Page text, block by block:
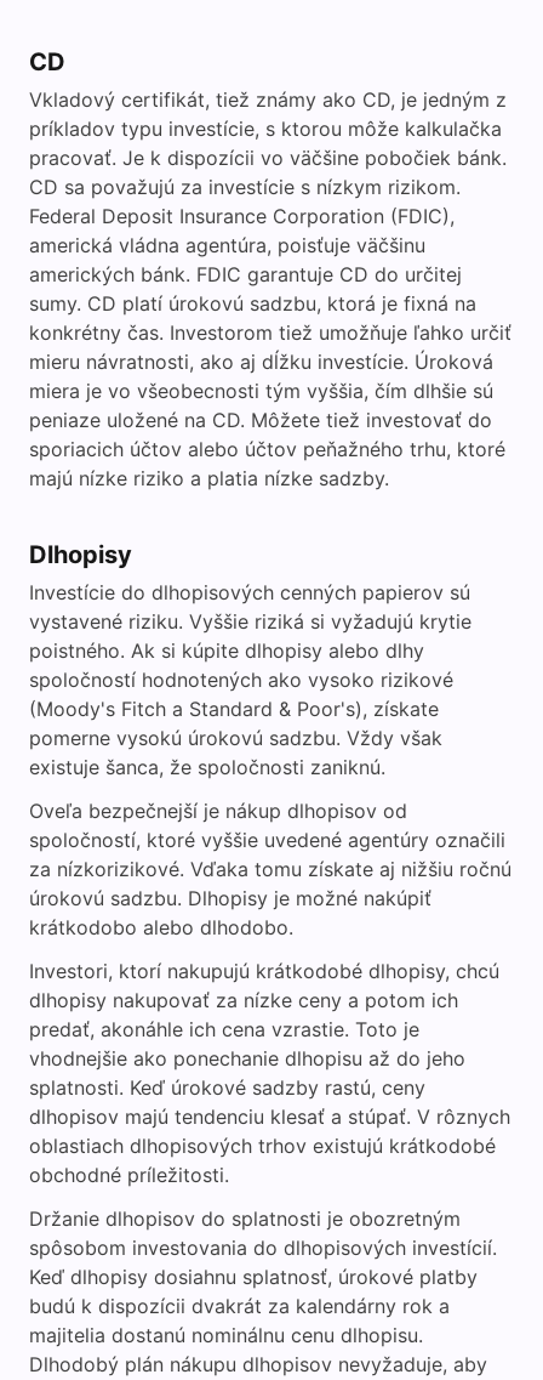
CD
Vkladový certifikát, tiež známy ako CD, je jedným z
príkladov typu investície, s ktorou môže kalkulačka
pracovať. Je k dispozícii vo väčšine pobočiek bánk.
CD sa považujú za investície s nízkym rizikom.
Federal Deposit Insurance Corporation (FDIC),
americká vládna agentúra, poisťuje väčšinu
amerických bánk. FDIC garantuje CD do určitej
sumy. CD platí úrokovú sadzbu, ktorá je fixná na
konkrétny čas. Investorom tiež umožňuje ľahko určiť
mieru návratnosti, ako aj dĺžku investície. Úroková
miera je vo všeobecnosti tým vyššia, čím dlhšie sú
peniaze uložené na CD. Môžete tiež investovať do
sporiacich účtov alebo účtov peňažného trhu, ktoré
majú nízke riziko a platia nízke sadzby.
Dlhopisy
Investície do dlhopisových cenných papierov sú
vystavené riziku. Vyššie riziká si vyžadujú krytie
poistného. Ak si kúpite dlhopisy alebo dlhy
spoločností hodnotených ako vysoko rizikové
(Moody's Fitch a Standard & Poor's), získate
pomerne vysokú úrokovú sadzbu. Vždy však
existuje šanca, že spoločnosti zaniknú.
Oveľa bezpečnejší je nákup dlhopisov od
spoločností, ktoré vyššie uvedené agentúry označili
za nízkorizikové. Vďaka tomu získate aj nižšiu ročnú
úrokovú sadzbu. Dlhopisy je možné nakúpiť
krátkodobo alebo dlhodobo.
Investori, ktorí nakupujú krátkodobé dlhopisy, chcú
dlhopisy nakupovať za nízke ceny a potom ich
predať, akonáhle ich cena vzrastie. Toto je
vhodnejšie ako ponechanie dlhopisu až do jeho
splatnosti. Keď úrokové sadzby rastú, ceny
dlhopisov majú tendenciu klesať a stúpať. V rôznych
oblastiach dlhopisových trhov existujú krátkodobé
obchodné príležitosti.
Držanie dlhopisov do splatnosti je obozretným
spôsobom investovania do dlhopisových investícií.
Keď dlhopisy dosiahnu splatnosť, úrokové platby
budú k dispozícii dvakrát za kalendárny rok a
majitelia dostanú nominálnu cenu dlhopisu.
Dlhodobý plán nákupu dlhopisov nevyžaduje, aby